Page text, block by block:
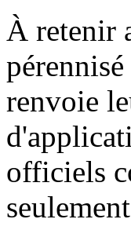
À retenir
renvoie
officiels